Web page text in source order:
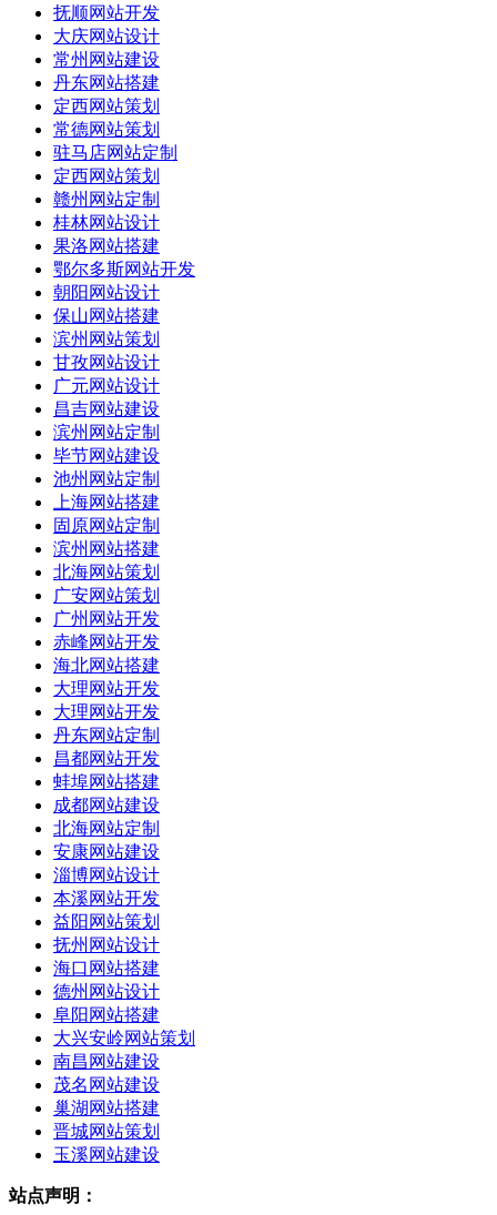
抚顺网站开发
大庆网站设计
常州网站建设
丹东网站搭建
定西网站策划
常德网站策划
驻马店网站定制
定西网站策划
赣州网站定制
桂林网站设计
果洛网站搭建
鄂尔多斯网站开发
朝阳网站设计
保山网站搭建
滨州网站策划
甘孜网站设计
广元网站设计
昌吉网站建设
滨州网站定制
毕节网站建设
池州网站定制
上海网站搭建
固原网站定制
滨州网站搭建
北海网站策划
广安网站策划
广州网站开发
赤峰网站开发
海北网站搭建
大理网站开发
大理网站开发
丹东网站定制
昌都网站开发
蚌埠网站搭建
成都网站建设
北海网站定制
安康网站建设
淄博网站设计
本溪网站开发
益阳网站策划
抚州网站设计
海口网站搭建
德州网站设计
阜阳网站搭建
大兴安岭网站策划
南昌网站建设
茂名网站建设
巢湖网站搭建
晋城网站策划
玉溪网站建设
站点声明：